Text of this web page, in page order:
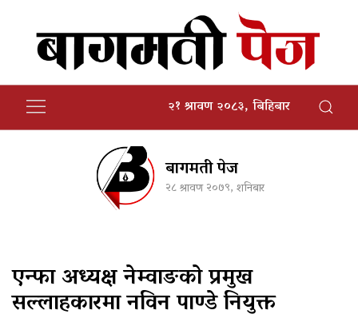
२१ श्रावण २०८३, बिहिबार
बागमती पेज
२८ श्रावण २०७९, शनिबार
एन्फा अध्यक्ष नेम्वाङको प्रमुख
सल्लाहकारमा नविन पाण्डे नियुक्त